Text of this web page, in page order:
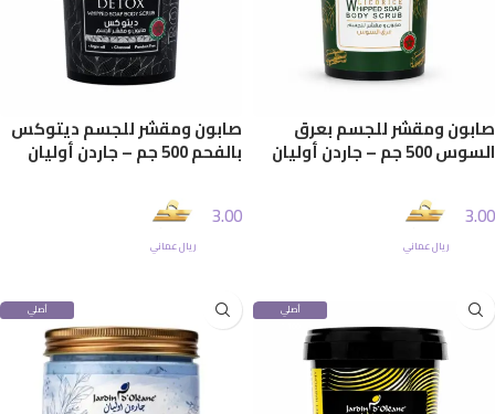
صابون ومقشر للجسم بعرق
السوس 500 جم – جاردن أوليان
3.00
ريال عماني
صابون ومقشر للجسم ديتوكس
بالفحم 500 جم – جاردن أوليان
3.00
ريال عماني
أصلي
أصلي
100%